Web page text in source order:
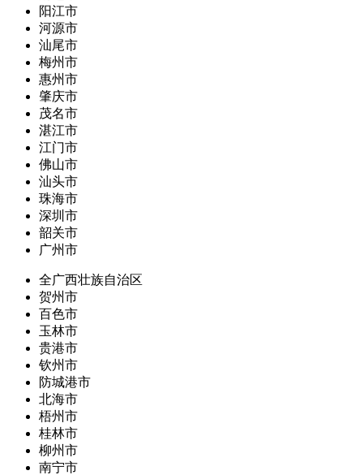
阳江市
河源市
汕尾市
梅州市
惠州市
肇庆市
茂名市
湛江市
江门市
佛山市
汕头市
珠海市
深圳市
韶关市
广州市
全广西壮族自治区
贺州市
百色市
玉林市
贵港市
钦州市
防城港市
北海市
梧州市
桂林市
柳州市
南宁市